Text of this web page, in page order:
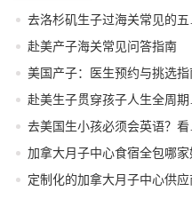
去洛
赴美产子海关常见问答指南
美国产子：医生预约与挑选指
赴美
去美
加拿大月子中心食宿全包哪家
定制化的加拿大月子中心供应